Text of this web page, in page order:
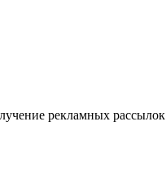
рекламных рассылок